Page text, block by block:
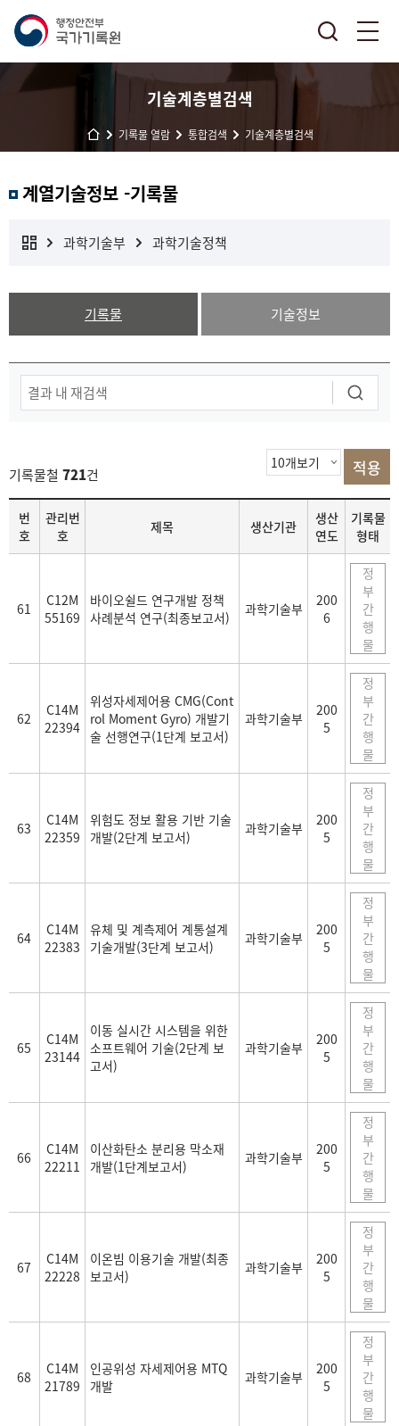
기술계층별검색
기록물 열람 통합검색 기술계층별검색
계열기술정보 -기록물
과학기술부 과학기술정책
기록물 기술정보
기록물철 721건
목
록
번
호
관리번
호
제목 생산기관
생산
연도
기록물
형태
61
C12M
55169
바이오쉴드 연구개발 정책
사례분석 연구(최종보고서)
과학기술부
200
6
정
부
간
행
물
62
C14M
22394
위성자세제어용 CMG(Cont
rol Moment Gyro) 개발기
술 선행연구(1단계 보고서)
과학기술부
200
5
정
부
간
행
물
63
C14M
22359
위험도 정보 활용 기반 기술
개발(2단계 보고서)
과학기술부
200
5
정
부
간
행
물
64
C14M
22383
유체 및 계측제어 계통설계
기술개발(3단계 보고서)
과학기술부
200
5
정
부
간
행
물
65
C14M
23144
이동 실시간 시스템을 위한
소프트웨어 기술(2단계 보
고서)
과학기술부
200
5
정
부
간
행
물
66
C14M
22211
이산화탄소 분리용 막소재
개발(1단계보고서)
과학기술부
200
5
정
부
간
행
물
67
C14M
22228
이온빔 이용기술 개발(최종
보고서)
과학기술부
200
5
정
부
간
행
물
68
C14M
21789
인공위성 자세제어용 MTQ
개발
과학기술부
200
5
정
부
간
행
물